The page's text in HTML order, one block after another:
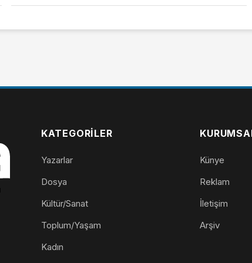
KATEGORILER
Yazarlar
Dosya
Kültür/Sanat
Toplum/Yaşam
Kadın
Künye
Reklam
İletişim
Arşiv